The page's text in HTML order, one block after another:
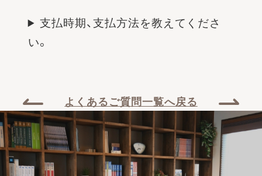
支払時期、支払方法を教えてくださ
い。
よくあるご質問一覧へ戻る